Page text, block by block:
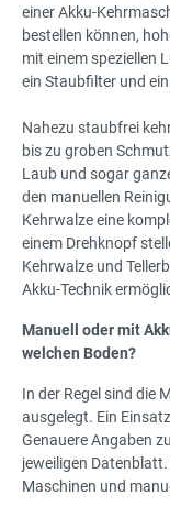
einer Akku-
bestellen können,
mit einem speziellen
ein Staubfilter und
Nahezu staubfrei
bis zu groben
Laub und sogar
den manuellen
Kehrwalze eine
einem Drehknopf
Kehrwalze und
Akku-Technik
Manuell oder mit
welchen Boden?
In der Regel sind die
ausgelegt. Ein
Genauere Angaben
jeweiligen
Maschinen und